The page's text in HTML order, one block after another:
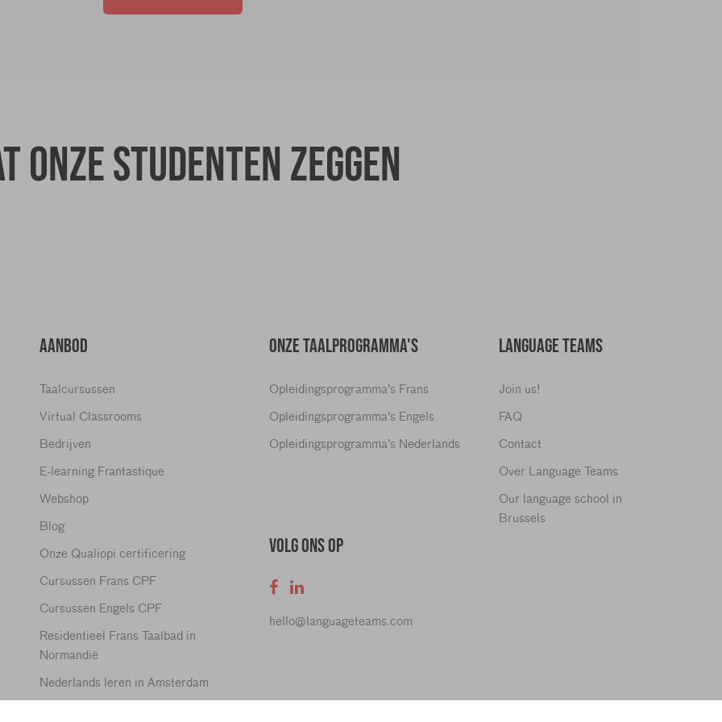
onze studenten zeggen
AANBOD
Taalcursussen
Virtual Classrooms
Bedrijven
E-learning Frantastique
Webshop
Blog
Onze Qualiopi certificering
Cursussen Frans CPF
Cursussen Engels CPF
Residentieel Frans Taalbad in
Normandië
Nederlands leren in Amsterdam
ONZE TAALPROGRAMMA'S
Opleidingsprogramma's Frans
Opleidingsprogramma's Engels
Opleidingsprogramma's Nederlands
LANGUAGE TEAMS
Join us!
FAQ
Contact
Over Language Teams
Our language school in
Brussels
VOLG ONS OP
hello@languageteams.com